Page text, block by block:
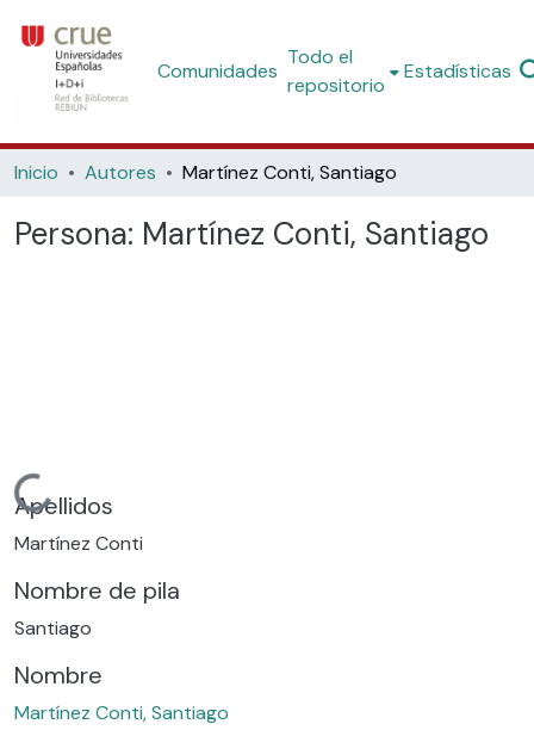
Comunidades
Todo el
repositorio
Estadísticas
Inicio Autores Martínez Conti, Santiago
Persona: Martínez Conti, Santiago
Cargando...
Apellidos
Martínez Conti
Nombre de pila
Santiago
Nombre
Martínez Conti, Santiago